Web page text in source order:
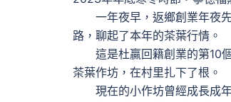
一年夜早，返鄉創業年夜先
路，聊起了本年的茶葉行情。
這是杜贏回籍創業的第10個
茶葉作坊，在村里扎下了根。
現在的小作坊曾經成長成年